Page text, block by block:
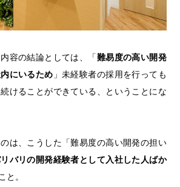
容の結論としては、「難易度の高い開発
にいるため 」未経験者の採用を行っても
けることができている、ということにな
は、こうした「難易度の高い開発の担い
バリの開発経験者として入社した人ばか
と。